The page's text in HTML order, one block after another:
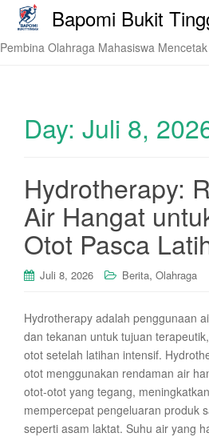
Bapomi Bukit
Pembina Olahraga Mahasiswa
Day: Juli 8,
Hydrotherapy:
Air Hangat
Otot Pasca
Juli 8, 2026 Berita, Olahraga
Hydrotherapy adalah penggunaan
dan tekanan untuk tujuan
otot setelah latihan intensif.
otot menggunakan rendaman air
otot-otot yang tegang,
mempercepat pengeluaran produk
seperti asam laktat. Suhu air yang